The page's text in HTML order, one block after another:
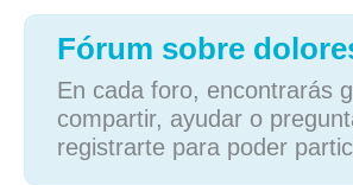
Fórum sobre
En cada foro, encontrarás
compartir, ayudar o
registrarte para poder